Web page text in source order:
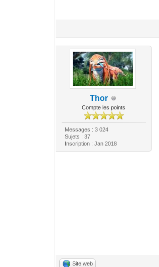
Thor
Compte les points
Messages : 3 024
Sujets : 37
Inscription : Jan 2018
Site web